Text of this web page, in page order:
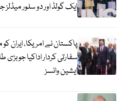
ایک گولڈ اور دو سلور
پاکستان نے امریکا، ایران
سفارتی کردار اداکیا جو
ایشین وائسز